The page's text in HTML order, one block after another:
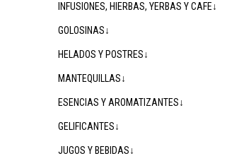
INFUSIONES, HIERBAS, YERBAS Y CAFE↓
GOLOSINAS↓
HELADOS Y POSTRES↓
MANTEQUILLAS↓
ESENCIAS Y AROMATIZANTES↓
GELIFICANTES↓
JUGOS Y BEBIDAS↓